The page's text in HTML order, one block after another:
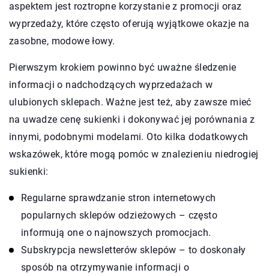
aspektem jest roztropne korzystanie z promocji oraz
wyprzedaży, które często oferują wyjątkowe okazje na
zasobne, modowe łowy.
Pierwszym krokiem powinno być uważne śledzenie
informacji o nadchodzących wyprzedażach w
ulubionych sklepach. Ważne jest też, aby zawsze mieć
na uwadze cenę sukienki i dokonywać jej porównania z
innymi, podobnymi modelami. Oto kilka dodatkowych
wskazówek, które mogą pomóc w znalezieniu niedrogiej
sukienki:
Regularne sprawdzanie stron internetowych
popularnych sklepów odzieżowych – często
informują one o najnowszych promocjach.
Subskrypcja newsletterów sklepów – to doskonały
sposób na otrzymywanie informacji o